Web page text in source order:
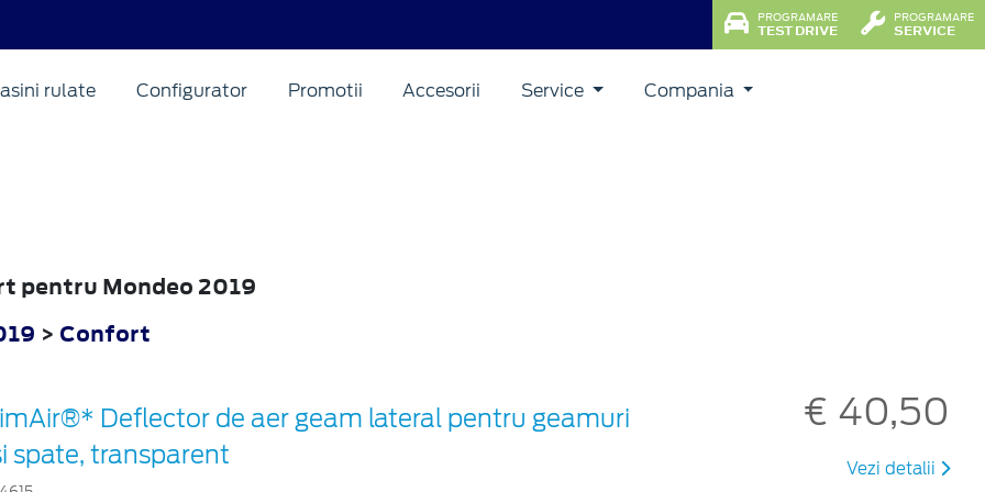
PROGRAMARE
TEST DRIVE
PROGRAMARE
SERVICE
rulate Configurator Promotii Accesorii Service Compania
pentru Mondeo 2019
> Confort
Deflector de aer geam lateral pentru geamuri
spate, transparent
€ 40,50
Vezi detalii